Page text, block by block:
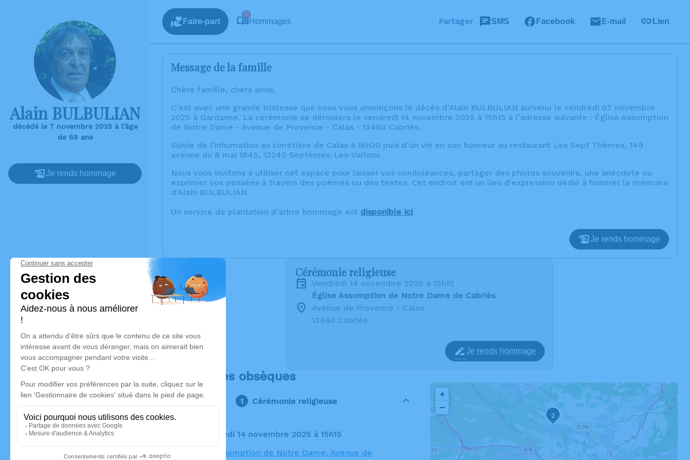
Alain BULBULIAN
décédé le 7 novembre 2025 à l'âge
de 68 ans
Je rends hommage
Faire-part
22
Hommages Partager SMS Facebook E-mail Lien
Message de la famille
Chère famille, chers amis,
C’est avec une grande tristesse que nous vous annonçons le décès d’Alain BULBULIAN survenu le vendredi 07 novembre
2025 à Gardanne. La cérémonie se déroulera le vendredi 14 novembre 2025 à 15h15 à l’adresse suivante : Église Assomption
de Notre Dame - Avenue de Provence - Calas - 13480 Cabriès.
Suivie de l’inhumation au cimetière de Calas à 16h30 puis d’un vin en son honneur au restaurant Les Sept Thèmes, 149
avenue du 8 mai 1945, 13240 Septèmes-Les-Vallons.
Nous vous invitons à utiliser cet espace pour laisser vos condoléances, partager des photos souvenirs, une anecdote ou
exprimer vos pensées à travers des poèmes ou des textes. Cet endroit est un lieu d'expression dédié à honorer la mémoire
d’Alain BULBULIAN.
Un service de plantation d’arbre hommage est disponible ici.
Je rends hommage
Cérémonie religieuse
vendredi 14 novembre 2025 à 15h15
Église Assomption de Notre Dame de Cabriès
Avenue de Provence - Calas
13480 Cabriès
Je rends hommage
Déroulé des obsèques
Cérémonie religieuse
Le vendredi 14 novembre 2025 à 15h15
Église Assomption de Notre Dame, Avenue de
2
+
−